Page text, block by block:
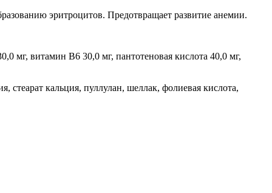
эритроцитов. Предотвращает развитие анемии.
мг, витамин В6 30,0 мг, пантотеновая кислота 40,0 мг,
кальция, пуллулан, шеллак, фолиевая кислота,